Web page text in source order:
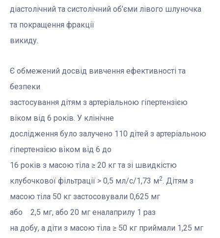
діастолічний та систолічний об’єми лівого шлуночка
та покращення фракції
викиду.
Є обмежений досвід вивчення ефективності та
безпеки
застосування дітям з артеріальною гіпертензією
віком від 6 років. У клінічне
дослідження було залучено 110 дітей з артеріальною
гіпертензією віком від 6 до
16 років з масою тіла ≥ 20 кг та зі швидкістю
клубочкової фільтрації > 0,5 мл/с/1,73 м2. Дітям з
масою тіла 50 кг застосовували 0,625 мг
або 2,5 мг, або 20 мг еналаприлу 1 раз
на добу, а діти з масою тіла ≥ 50 кг приймали 1,25 мг